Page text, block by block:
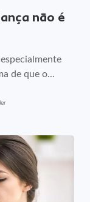
não é
de que o...